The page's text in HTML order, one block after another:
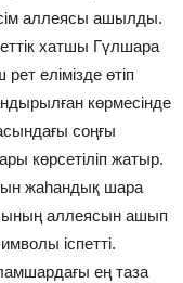
аллеясы ашылды.
хатшы Гүл­шара
елімізде өтіп
көрмесінде
соңғы
көрсетіліп жатыр.
жаһандық шара
аллеясын ашып
іспетті.
ең таза